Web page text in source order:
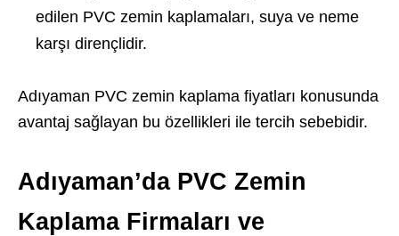
edilen PVC zemin kaplamaları, suya ve neme
karşı dirençlidir.
Adıyaman PVC zemin kaplama fiyatları konusunda
avantaj sağlayan bu özellikleri ile tercih sebebidir.
Adıyaman’da PVC Zemin
Kaplama Firmaları ve